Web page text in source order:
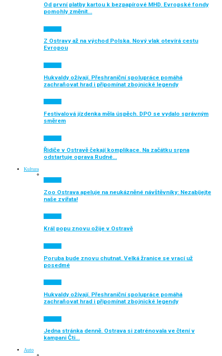
Od první platby kartou k bezpapírové MHD. Evropské fondy
pomohly změnit…
Z Ostravy až na východ Polska. Nový vlak otevírá cestu
Evropou
Hukvaldy ožívají. Přeshraniční spolupráce pomáhá
zachraňovat hrad i připomínat zbojnické legendy
Festivalová jízdenka měla úspěch. DPO se vydalo správným
směrem
Řidiče v Ostravě čekají komplikace. Na začátku srpna
odstartuje oprava Rudné…
Kultura
Zoo Ostrava apeluje na neukázněné návštěvníky: Nezabíjejte
naše zvířata!
Král popu znovu ožije v Ostravě
Poruba bude znovu chutnat. Velká žranice se vrací už
posedmé
Hukvaldy ožívají. Přeshraniční spolupráce pomáhá
zachraňovat hrad i připomínat zbojnické legendy
Jedna stránka denně. Ostrava si zatrénovala ve čtení v
kampani Čti…
Auto